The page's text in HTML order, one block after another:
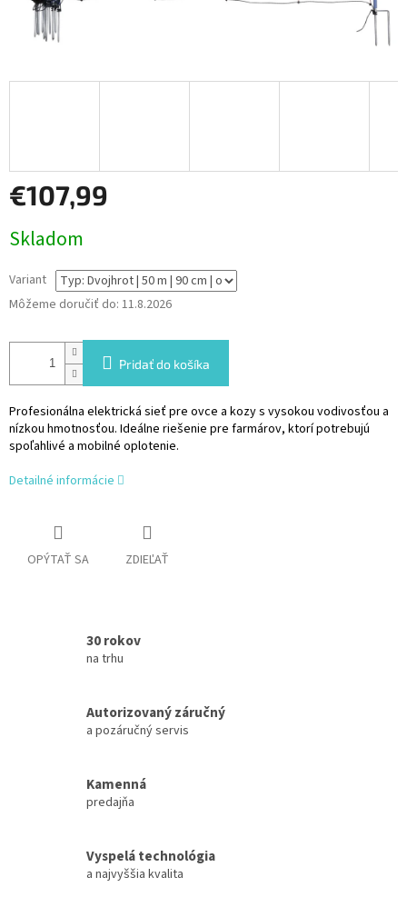
€107,99
cena:
Skladom
Variant
Môžeme doručiť do: 11.8.2026
Pridať do košíka
Profesionálna elektrická sieť pre ovce a kozy s vysokou vodivosťou a
nízkou hmotnosťou. Ideálne riešenie pre farmárov, ktorí potrebujú
spoľahlivé a mobilné oplotenie.
Detailné informácie
OPÝTAŤ SA ZDIEĽAŤ
30 rokov
na trhu
Autorizovaný záručný
a pozáručný servis
Kamenná
predajňa
Vyspelá technológia
a najvyššia kvalita